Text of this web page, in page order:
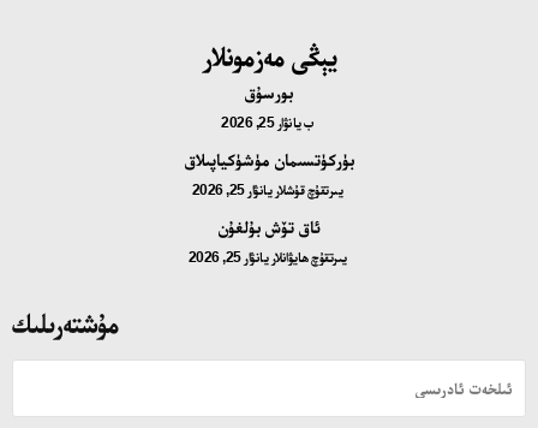
يېڭى مەزمونلار
بورسۇق
بيانۋار 25, 2026
بۈركۈتسىمان مۈشۈكياپىلاق
يىرتقۇچ قۇشلار يانۋار 25, 2026
ئاق تۆش بۇلغۇن
يىرتقۇچ ھايۋانلار يانۋار 25, 2026
مۇشتەرىلىك